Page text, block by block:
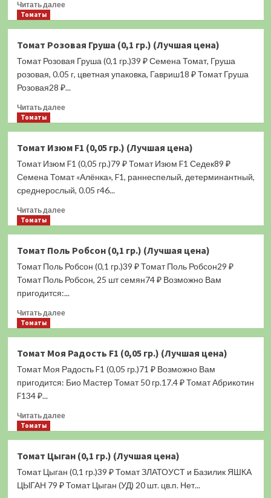
Читать далееПрочитать
Карамель
жёлтая
F1
(0,1
(Лучшая
Томаты
Томат Розовая Груша (0,1 гр.) (Лучшая цена)
Томат Розовая Груша (0,1 гр.)39 ₽ Семена Томат, Груша
розовая, 0.05 г, цветная упаковка, Гавриш18 ₽ Томат Груша
Розовая28 ₽...
Читать далееПрочитать
Розовая
Груша
(0,1
гр.)
(Лучшая
цена)
Томаты
Томат Изюм F1 (0,05 гр.) (Лучшая цена)
Томат Изюм F1 (0,05 гр.)79 ₽ Томат Изюм F1 Седек89 ₽
Семена Томат «Алёнка», F1, раннеспелый, детерминантный,
среднерослый, 0.05 г46...
Читать далееПрочитать
Изюм
F1
(0,05
цена)
Томаты
Томат Поль Робсон (0,1 гр.) (Лучшая цена)
Томат Поль Робсон (0,1 гр.)39 ₽ Томат Поль Робсон29 ₽
Томат Поль Робсон, 25 шт семян74 ₽ Возможно Вам
пригодится:...
Читать далееПрочитать
Поль
Робсон
(0,1
цена)
Томаты
Томат Моя Радость F1 (0,05 гр.) (Лучшая цена)
Томат Моя Радость F1 (0,05 гр.)71 ₽ Возможно Вам
пригодится: Био Мастер Томат 50 гр.17.4 ₽ Томат Абрикотин
F134 ₽...
Читать далееПрочитать
Моя
Радость
F1
Томаты
Томат Цыган (0,1 гр.) (Лучшая цена)
Томат Цыган (0,1 гр.)39 ₽ Томат ЗЛАТОУСТ и Базилик ЯШКА
ЦЫГАН 79 ₽ Томат Цыган (УД) 20 шт. цв.п. Нет...